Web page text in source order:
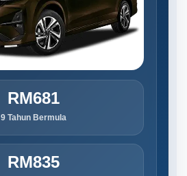
RM681
9 Tahun Bermula
RM835